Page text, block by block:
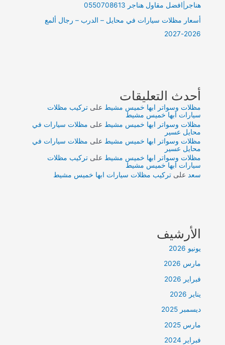
هناجر|افضل مقاول هناجر 0550708613
أسعار مظلات سيارات في محايل – الدرب – رجال ألمع
2026-2027
أحدث التعليقات
مظلات وسواتر ابها خميس مشيط علىتركيب مظلات
سيارات ابها خميس مشيط
مظلات وسواتر ابها خميس مشيط على مظلات سيارات في
محايل عسير
مظلات وسواتر ابها خميس مشيط على مظلات سيارات في
محايل عسير
مظلات وسواتر ابها خميس مشيط علىتركيب مظلات
سيارات ابها خميس مشيط
سعد علىتركيب مظلات سيارات ابها خميس مشيط
الأرشيف
يونيو 2026
مارس 2026
فبراير 2026
يناير 2026
ديسمبر 2025
مارس 2025
فبراير 2024